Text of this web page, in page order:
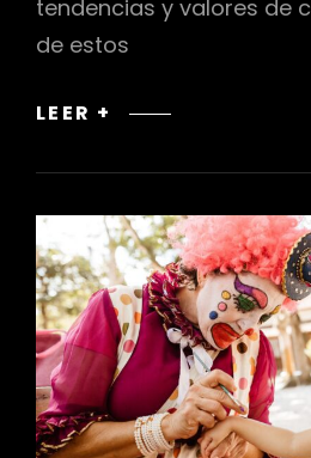
tendencias y valores de
de estos
LEER +
ESTILO
Y
CAMBIOS
EN
LA
ESTÉTICA
Y
LA
DECORACIÓN